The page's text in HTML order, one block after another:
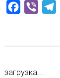
Facebook
Viber
загрузка...